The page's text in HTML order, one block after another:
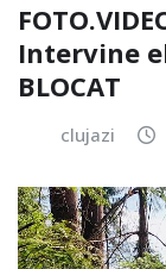
Intervine
BLOCAT
clujazi